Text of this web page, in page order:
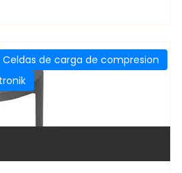
Celdas de carga de compresion